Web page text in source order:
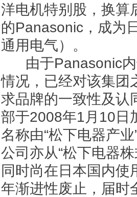
洋电机特别股，换算
的Panasonic，成为
通用电气）。
由于Panasonic内
情况，已经对该集团
求品牌的一致性及认
部于2008年1月10日
名称由“松下电器产
公司亦从“松下电器
同时尚在日本国内使
年渐进性废止，届时